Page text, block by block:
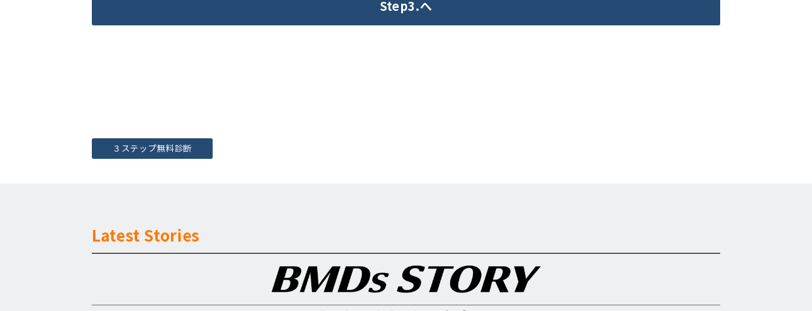
Step3.へ
３ステップ無料診断
Latest Stories